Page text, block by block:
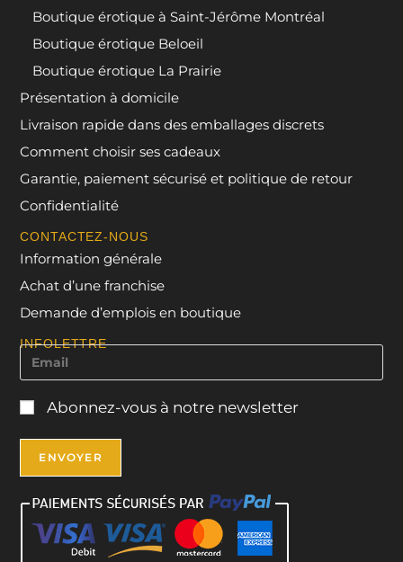
Boutique érotique à Saint-Jérôme Montréal
Boutique érotique Beloeil
Boutique érotique La Prairie
Présentation à domicile
Livraison rapide dans des emballages discrets
Comment choisir ses cadeaux
Garantie, paiement sécurisé et politique de retour
Confidentialité
CONTACTEZ-NOUS
Information générale
Achat d’une franchise
Demande d’emplois en boutique
INFOLETTRE
Abonnez-vous à notre newsletter